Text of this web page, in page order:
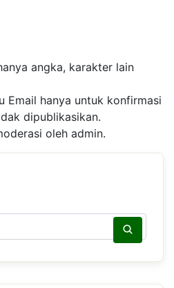
angka, karakter lain
Email hanya untuk konfirmasi
dipublikasikan.
oleh admin.